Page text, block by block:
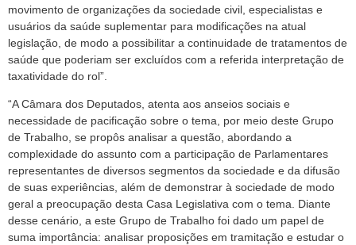
movimento de organizações da sociedade civil, especialistas e
usuários da saúde suplementar para modificações na atual
legislação, de modo a possibilitar a continuidade de tratamentos de
saúde que poderiam ser excluídos com a referida interpretação de
taxatividade do rol”.
“A Câmara dos Deputados, atenta aos anseios sociais e
necessidade de pacificação sobre o tema, por meio deste Grupo
de Trabalho, se propôs analisar a questão, abordando a
complexidade do assunto com a participação de Parlamentares
representantes de diversos segmentos da sociedade e da difusão
de suas experiências, além de demonstrar à sociedade de modo
geral a preocupação desta Casa Legislativa com o tema. Diante
desse cenário, a este Grupo de Trabalho foi dado um papel de
suma importância: analisar proposições em tramitação e estudar o